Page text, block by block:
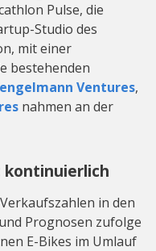
Pulse, die
Studio des
mit einer
bestehenden
Ventures,
nahmen an der
kontinuierlich
in den
Prognosen zufolge
E-Bikes im Umlauf